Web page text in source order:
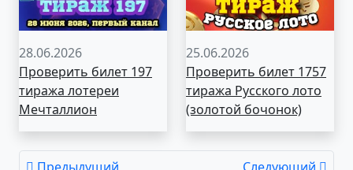
28.06.2026
Проверить билет 197
тиража лотереи
Мечталлион
25.06.2026
Проверить билет 1757
тиража Русского лото
(золотой бочонок)